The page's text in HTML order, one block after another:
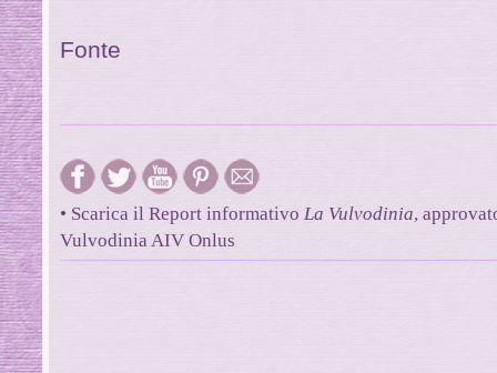
Fonte
• Scarica il Report informativo La Vulvodinia,
Vulvodinia AIV Onlus